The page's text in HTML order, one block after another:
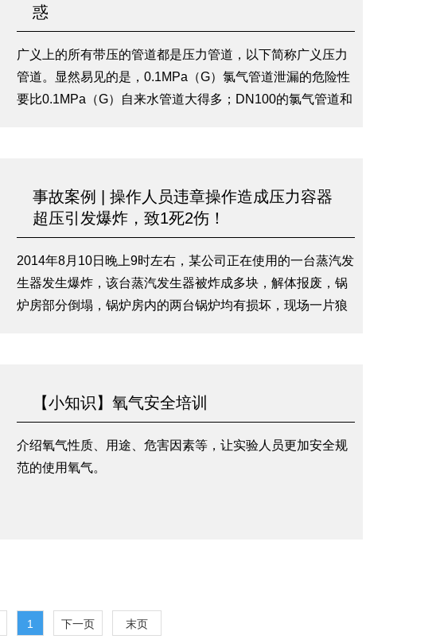
惑
广义上的所有带压的管道都是压力管道，以下简称广义压力
管道。显然易见的是，0.1MPa（G）氯气管道泄漏的危险性
要比0.1MPa（G）自来水管道大得多；DN100的氯气管道和
监管的）压力管道。
事故案例 | 操作人员违章操作造成压力容器
超压引发爆炸，致1死2伤！
2014年8月10日晚上9时左右，某公司正在使用的一台蒸汽发
生器发生爆炸，该台蒸汽发生器被炸成多块，解体报废，锅
炉房部分倒塌，锅炉房内的两台锅炉均有损坏，现场一片狼
【小知识】氧气安全培训
介绍氧气性质、用途、危害因素等，让实验人员更加安全规
范的使用氧气。
1 下一页 末页